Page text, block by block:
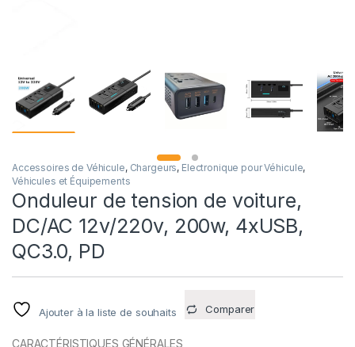
Accessoires de Véhicule, Chargeurs, Electronique pour Véhicule,
Véhicules et Équipements
Onduleur de tension de voiture,
DC/AC 12v/220v, 200w, 4xUSB,
QC3.0, PD
Ajouter à la liste de souhaits Comparer
CARACTÉRISTIQUES GÉNÉRALES